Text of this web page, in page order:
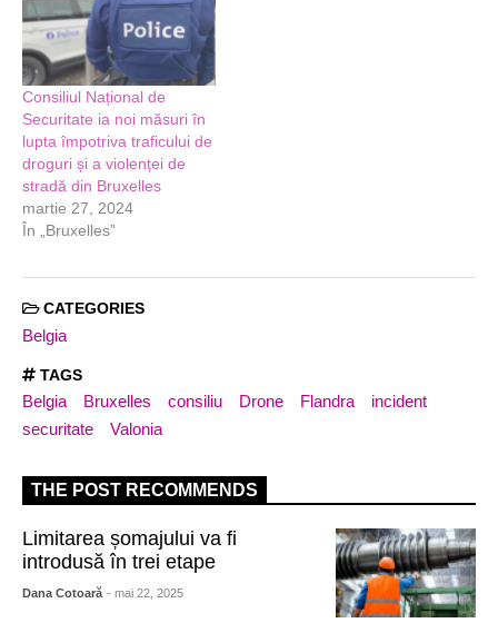
Consiliul Național de
Securitate ia noi măsuri în
lupta împotriva traficului de
droguri și a violenței de
stradă din Bruxelles
martie 27, 2024
În „Bruxelles”
CATEGORIES
Belgia
TAGS
Belgia Bruxelles consiliu Drone Flandra
incident
securitate
Valonia
THE POST RECOMMENDS
Limitarea șomajului va fi
introdusă în trei etape
Dana Cotoară - mai 22, 2025